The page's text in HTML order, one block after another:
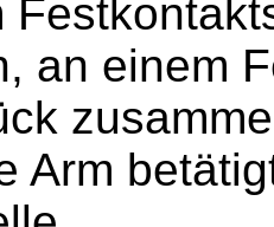
an einem
Arm